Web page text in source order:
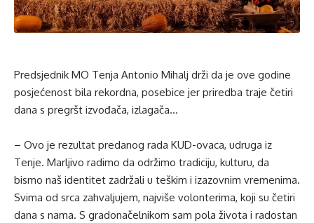
Predsjednik MO Tenja Antonio Mihalj drži da je ove godine
posjećenost bila rekordna, posebice jer priredba traje četiri
dana s pregršt izvođača, izlagača…
– Ovo je rezultat predanog rada KUD-ovaca, udruga iz
Tenje. Marljivo radimo da održimo tradiciju, kulturu, da
bismo naš identitet zadržali u teškim i izazovnim vremenima.
Svima od srca zahvaljujem, najviše volonterima, koji su četiri
dana s nama. S gradonačelnikom sam pola života i radostan